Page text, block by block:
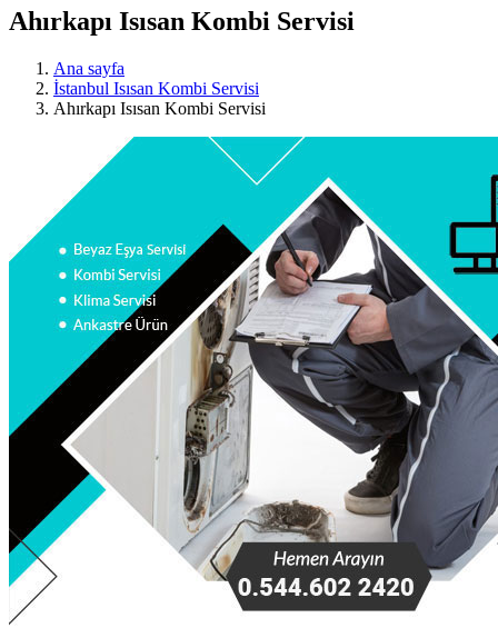
Ahırkapı Isısan Kombi Servisi
Ana sayfa
İstanbul Isısan Kombi Servisi
Ahırkapı Isısan Kombi Servisi